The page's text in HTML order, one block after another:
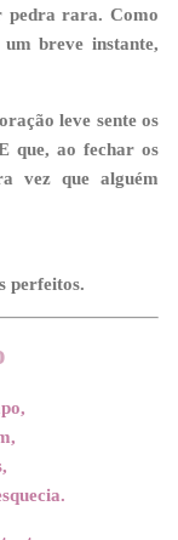
pedra rara. Como
breve instante,
leve sente os
que, ao fechar os
vez que alguém
perfeitos.